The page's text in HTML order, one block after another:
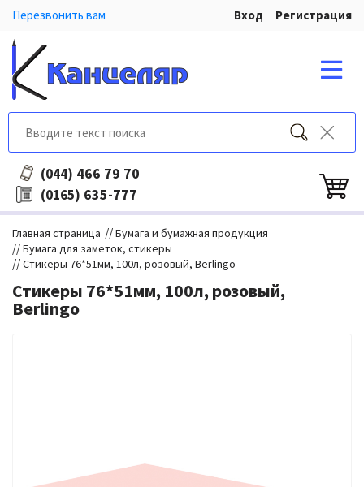
Перезвонить вам Вход Регистрация
(044) 466 79 70
(0165) 635-777
Главная страница //Бумага и бумажная продукция
//Бумага для заметок, стикеры
//Стикеры 76*51мм, 100л, розовый, Berlingo
Стикеры 76*51мм, 100л, розовый,
Berlingo